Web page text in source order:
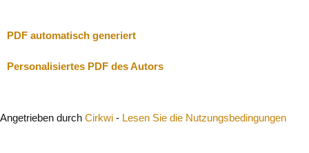
PDF automatisch generiert
Personalisiertes PDF des Autors
Angetrieben durch Cirkwi - Lesen Sie die Nutzungsbedingungen